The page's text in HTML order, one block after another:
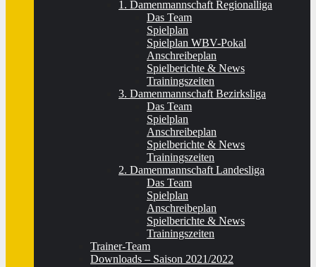
1. Damenmannschaft Regionalliga
Das Team
Spielplan
Spielplan WBV-Pokal
Anschreibeplan
Spielberichte & News
Trainingszeiten
3. Damenmannschaft Bezirksliga
Das Team
Spielplan
Anschreibeplan
Spielberichte & News
Trainingszeiten
2. Damenmannschaft Landesliga
Das Team
Spielplan
Anschreibeplan
Spielberichte & News
Trainingszeiten
Trainer-Team
Downloads – Saison 2021/2022